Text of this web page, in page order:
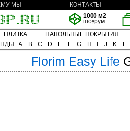
МЫ
КОНТАКТЫ
1000 м2
шоурум
ПЛИТКА
НАПОЛЬНЫЕ ПОКРЫТИЯ
A B C D E F G H J K L
Florim Easy Life